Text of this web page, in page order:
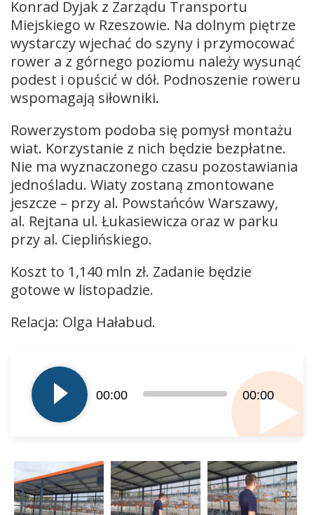
Konrad Dyjak z Zarządu Transportu
Miejskiego w Rzeszowie. Na dolnym piętrze
wystarczy wjechać do szyny i przymocować
rower a z górnego poziomu należy wysunąć
podest i opuścić w dół. Podnoszenie roweru
wspomagają siłowniki.
Rowerzystom podoba się pomysł montażu
wiat. Korzystanie z nich będzie bezpłatne.
Nie ma wyznaczonego czasu pozostawiania
jednośladu. Wiaty zostaną zmontowane
jeszcze – przy al. Powstańców Warszawy,
al. Rejtana ul. Łukasiewicza oraz w parku
przy al. Cieplińskiego.
Koszt to 1,140 mln zł. Zadanie będzie
gotowe w listopadzie.
Relacja: Olga Hałabud.
plików
dźwiękowych
00:00 00:00